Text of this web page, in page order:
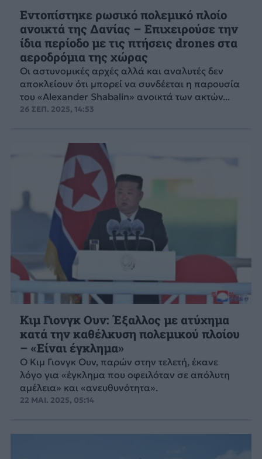
Εντοπίστηκε ρωσικό πολεμικό πλοίο
ανοικτά της Δανίας – Επιχειρούσε την
ίδια περίοδο με τις πτήσεις drones στα
αεροδρόμια της χώρας
Οι αστυνομικές αρχές αλλά και αναλυτές δεν
αποκλείουν ότι μπορεί να συνδέεται η παρουσία
του «Alexander Shabalin» ανοικτά των ακτών...
26 ΣΕΠ. 2025, 14:53
Κιμ Γιονγκ Ουν: Έξαλλος με ατύχημα
κατά την καθέλκυση πολεμικού πλοίου
– «Είναι έγκλημα»
Ο Κιμ Γιονγκ Ουν, παρών στην τελετή, έκανε
λόγο για «έγκλημα που οφειλόταν σε απόλυτη
αμέλεια» και «ανευθυνότητα».
22 ΜΑΙ. 2025, 05:14